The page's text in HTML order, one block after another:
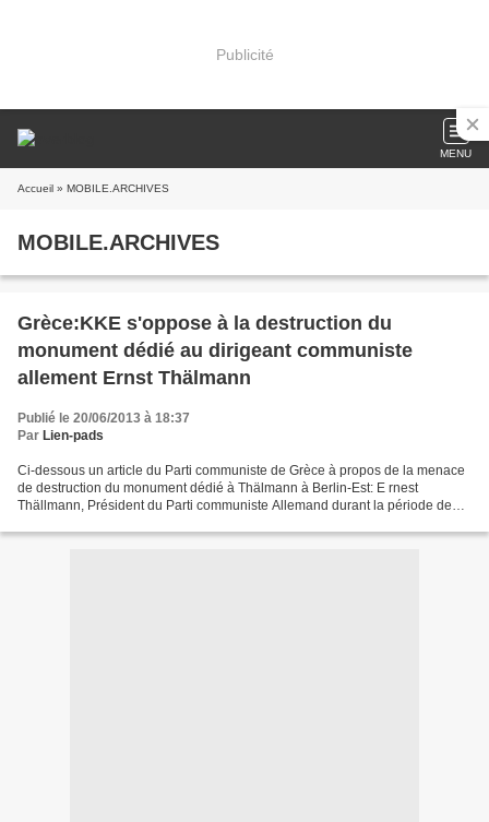
Publicité
MENU
Accueil » MOBILE.ARCHIVES
MOBILE.ARCHIVES
Grèce:KKE s'oppose à la destruction du
monument dédié au dirigeant communiste
allement Ernst Thälmann
Publié le 20/06/2013 à 18:37
Par Lien-pads
Ci-dessous un article du Parti communiste de Grèce à propos de la menace
de destruction du monument dédié à Thälmann à Berlin-Est: E rnest
Thällmann, Président du Parti communiste Allemand durant la période de